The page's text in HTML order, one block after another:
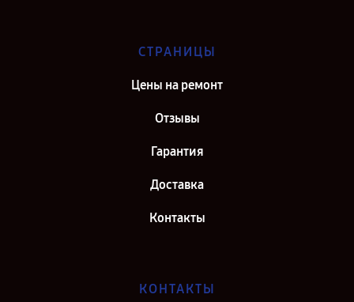
СТРАНИЦЫ
Цены на ремонт
Отзывы
Гарантия
Доставка
Контакты
КОНТАКТЫ